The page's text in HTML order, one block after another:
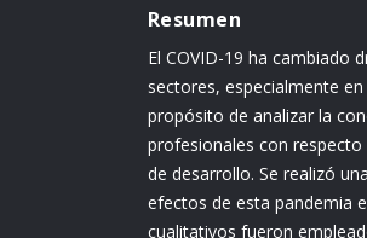
Resumen
El COVID-19 ha cambiado
sectores, especialmente
propósito de analizar la
profesionales con respecto
de desarrollo. Se realizó
efectos de esta pandemia
cualitativos fueron